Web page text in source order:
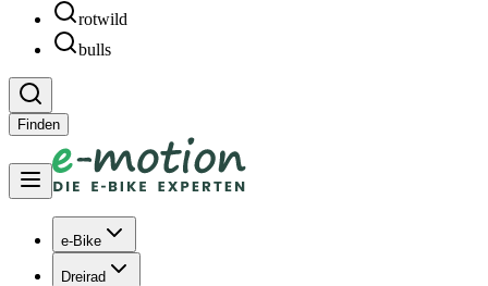
rotwild
bulls
Finden
e-Bike
Dreirad